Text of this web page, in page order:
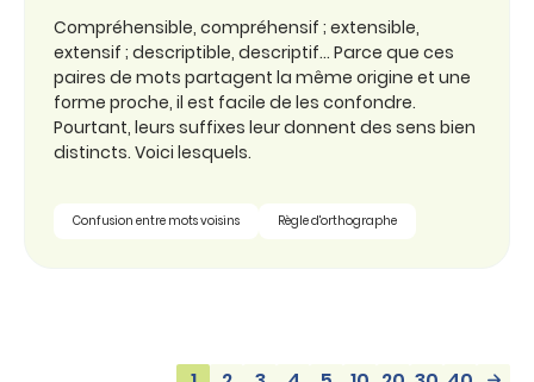
Compréhensible, compréhensif ; extensible,
extensif ; descriptible, descriptif… Parce que ces
paires de mots partagent la même origine et une
forme proche, il est facile de les confondre.
Pourtant, leurs suffixes leur donnent des sens bien
distincts. Voici lesquels.
Confusion entre mots voisins Règle d'orthographe